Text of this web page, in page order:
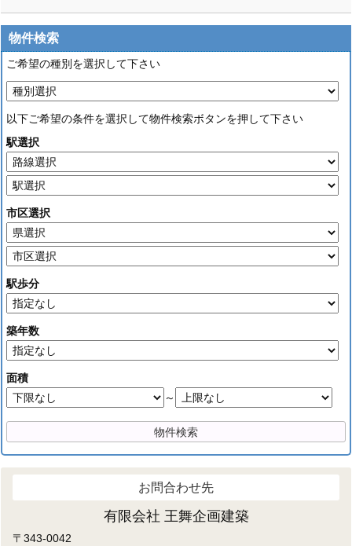
物件検索
ご希望の種別を選択して下さい
以下ご希望の条件を選択して物件検索ボタンを押して下さい
駅選択
市区選択
駅歩分
築年数
面積
～
お問合わせ先
有限会社 王舞企画建築
〒343-0042